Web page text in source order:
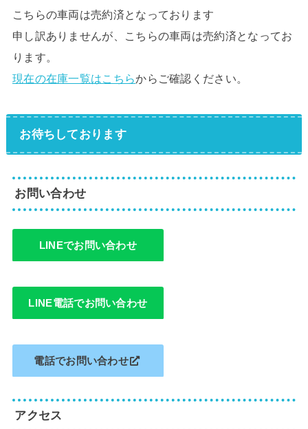
こちらの車両は売約済となっております
申し訳ありませんが、こちらの車両は売約済となってお
ります。
現在の在庫一覧はこちらからご確認ください。
お待ちしております
お問い合わせ
LINEでお問い合わせ
LINE電話でお問い合わせ
電話でお問い合わせ
アクセス